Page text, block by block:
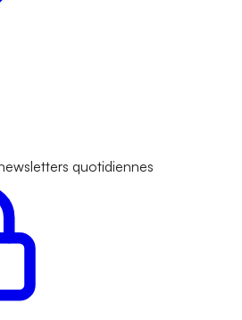
quotidiennes